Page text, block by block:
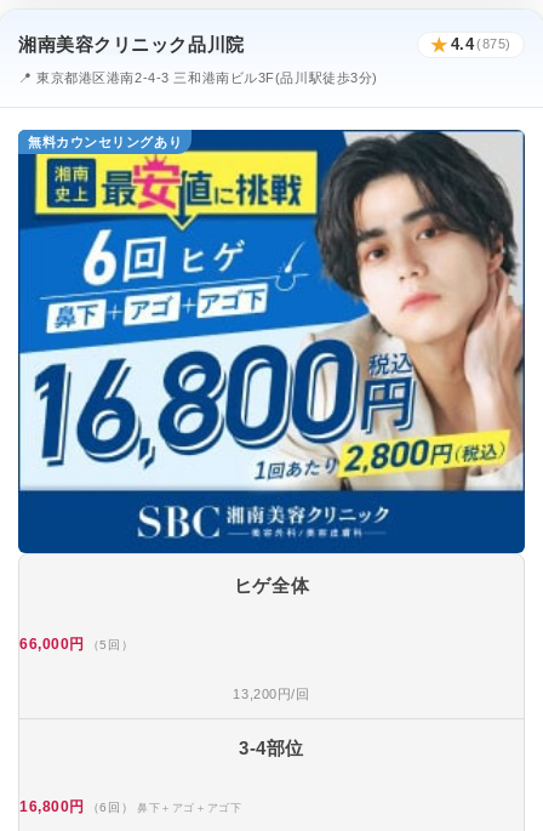
湘南美容クリニック品川院 ★ 4.4(875)
📍 東京都港区港南2-4-3 三和港南ビル3F(品川駅徒歩3分)
無料カウンセリングあり
ヒゲ全体
66,000円 （5回）
13,200円/回
3-4部位
16,800円 （6回） 鼻下＋アゴ＋アゴ下